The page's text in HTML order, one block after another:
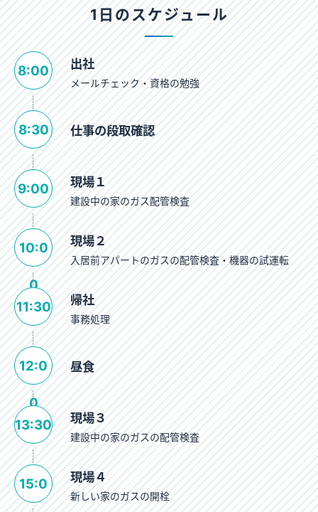
1日のスケジュール
8:00 出社
メールチェック・資格の勉強
8:30 仕事の段取確認
9:00 現場１
建設中の家のガス配管検査
10:0
0
現場２
入居前アパートのガスの配管検査・機器の試運転
11:30 帰社
事務処理
12:0
0
昼食
13:30 現場３
建設中の家のガスの配管検査
15:0 現場４
新しい家のガスの開栓